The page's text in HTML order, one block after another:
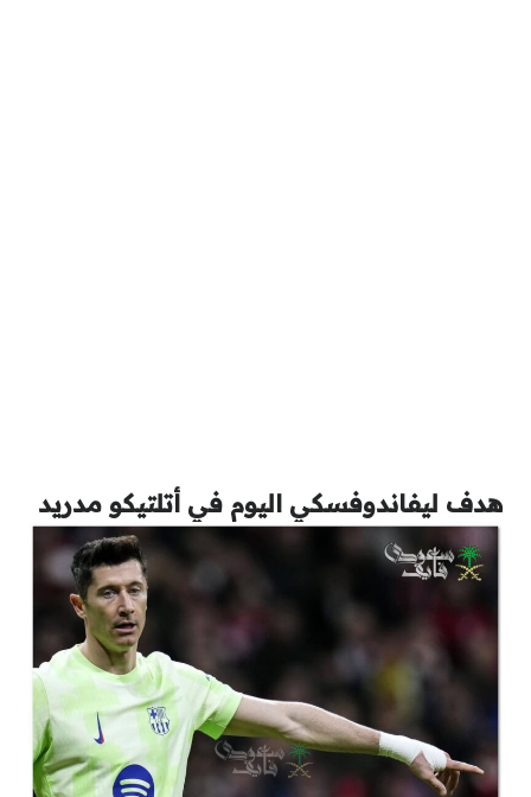
هدف ليفاندوفسكي اليوم في أتلتيكو مدريد